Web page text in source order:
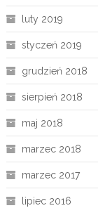
luty 2019
styczeń 2019
grudzień 2018
sierpień 2018
maj 2018
marzec 2018
marzec 2017
lipiec 2016